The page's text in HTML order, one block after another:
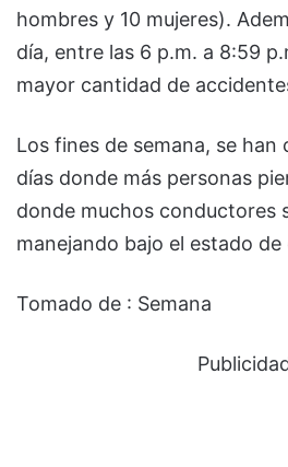
hombres y 10 mujeres).
día, entre las 6 p.m. a 8:59
mayor cantidad de
Los fines de semana, se
días donde más personas
donde muchos conductores
manejando bajo el estado de
Tomado de : Semana